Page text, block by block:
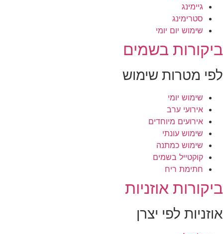
גיימינג
סטרימינג
שימוש יום יומי
בשמים
מטרות שימוש
שימוש יומי
אירועי ערב
אירועים מיוחדים
שימוש עונתי
שימוש כמתנה
קוקטייל בשמים
חתימת ריח
אוזניות
לפי יצרן